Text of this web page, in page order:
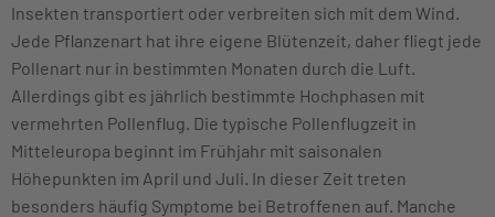
Insekten transportiert oder verbreiten sich mit dem Wind.
Jede Pflanzenart hat ihre eigene Blütenzeit, daher fliegt jede
Pollenart nur in bestimmten Monaten durch die Luft.
Allerdings gibt es jährlich bestimmte Hochphasen mit
vermehrten Pollenflug. Die typische Pollenflugzeit in
Mitteleuropa beginnt im Frühjahr mit saisonalen
Höhepunkten im April und Juli. In dieser Zeit treten
besonders häufig Symptome bei Betroffenen auf. Manche